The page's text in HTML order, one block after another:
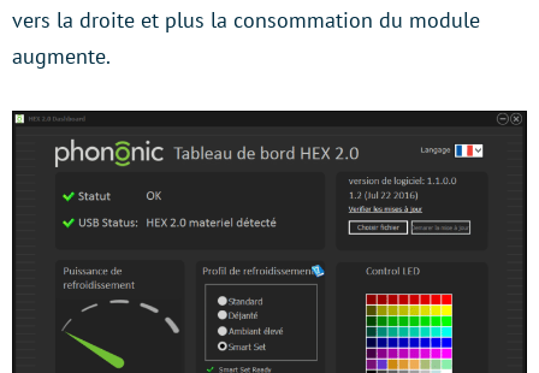
vers la droite et plus la consommation du module
augmente.